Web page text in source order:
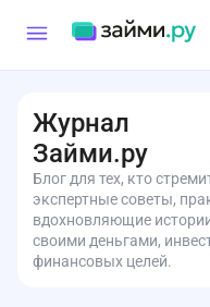
Журнал
Займи.ру
Блог для тех, кто
экспертные советы,
вдохновляющие
своими деньгами,
финансовых целей.